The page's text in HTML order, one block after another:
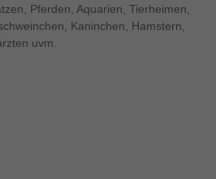
Pferden, Aquarien, Tierheimen,
Kaninchen, Hamstern,
uvm.